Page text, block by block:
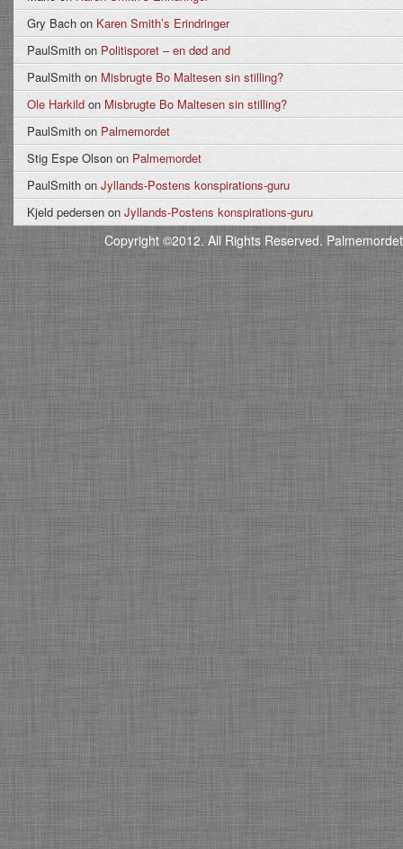
Gry Bach on Karen Smith’s Erindringer
PaulSmith on Politisporet – en død and
PaulSmith on Misbrugte Bo Maltesen sin stilling?
Ole Harkild on Misbrugte Bo Maltesen sin stilling?
PaulSmith on Palmemordet
Stig Espe Olson on Palmemordet
PaulSmith on Jyllands-Postens konspirations-guru
Kjeld pedersen on Jyllands-Postens konspirations-guru
Copyright ©2012. All Rights Reserved.